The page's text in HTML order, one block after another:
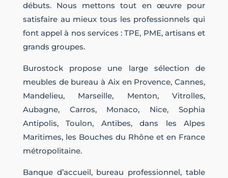
débuts. Nous mettons tout en œuvre pour
satisfaire au mieux tous les professionnels qui
font appel à nos services : TPE, PME, artisans et
grands groupes.
Burostock propose une large sélection de
meubles de bureau à Aix en Provence, Cannes,
Mandelieu, Marseille, Menton, Vitrolles,
Aubagne, Carros, Monaco, Nice, Sophia
Antipolis, Toulon, Antibes, dans les Alpes
Maritimes, les Bouches du Rhône et en France
métropolitaine.
Banque d’accueil, bureau professionnel, table